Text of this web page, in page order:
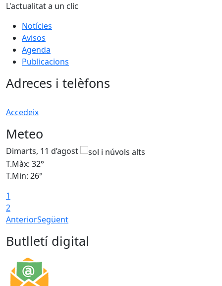
L'actualitat a un clic
Notícies
Avisos
Agenda
Publicacions
Adreces i telèfons
Accedeix
Meteo
Dimarts, 11 d’agost
T.Màx: 32°
T.Min: 26°
1
2
AnteriorSegüent
Butlletí digital